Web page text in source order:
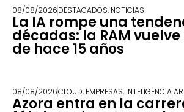
08/08/2026DESTACADOS, NOTICIAS
La IA rompe una
décadas: la RAM
de hace 15 años
08/08/2026CLOUD, EMPRESAS, INTELIGENCIA
Azora entra en la